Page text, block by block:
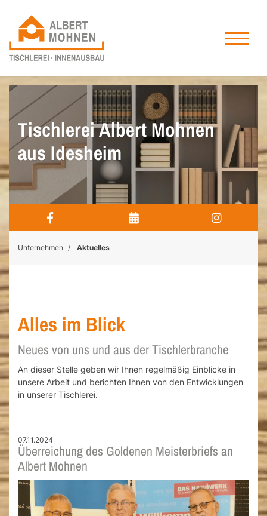
Tischlerei Albert Mohnen
aus Idesheim
Unternehmen Aktuelles
Alles im Blick
Neues von uns und aus der Tischlerbranche
An dieser Stelle geben wir Ihnen regelmäßig Einblicke in
unsere Arbeit und berichten Ihnen von den Entwicklungen
in unserer Tischlerei.
07.11.2024
Überreichung des Goldenen Meisterbriefs an
Albert Mohnen